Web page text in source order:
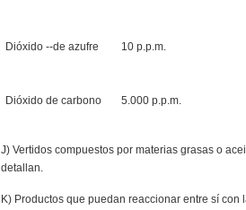
Dióxido --de azufre 10 p.p.m.
Dióxido de carbono 5.000 p.p.m.
J) Vertidos compuestos por materias grasas o
detallan.
K) Productos que puedan reaccionar entre sí